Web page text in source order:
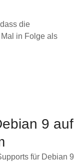
die
in Folge als
9 auf
für Debian 9